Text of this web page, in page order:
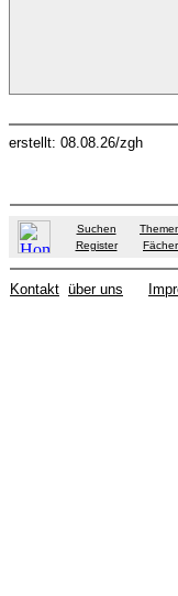
erstellt: 08.08.26/zgh
Suchen
Register
Fächer
Kontakt über uns